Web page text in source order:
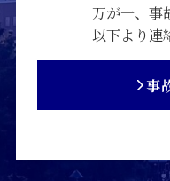
万が一、事
以下より連
事